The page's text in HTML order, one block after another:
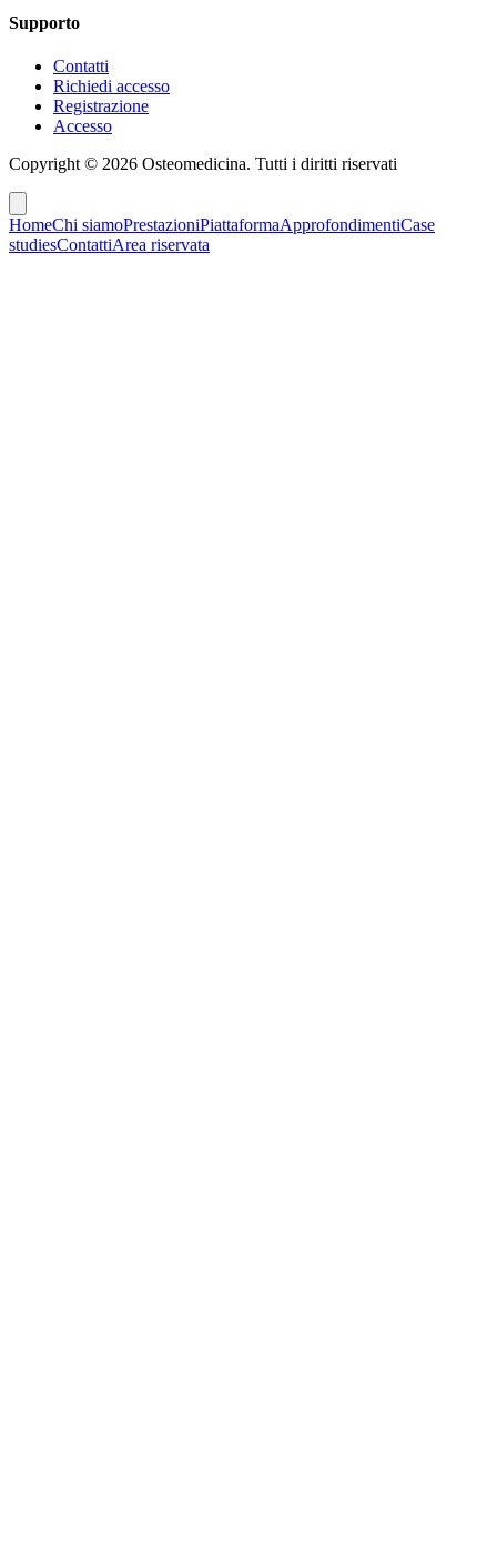
Supporto
Contatti
Richiedi accesso
Registrazione
Accesso
Copyright © 2026 Osteomedicina. Tutti i diritti riservati
HomeChi siamoPrestazioniPiattaformaApprofondimentiCase
studiesContattiArea riservata